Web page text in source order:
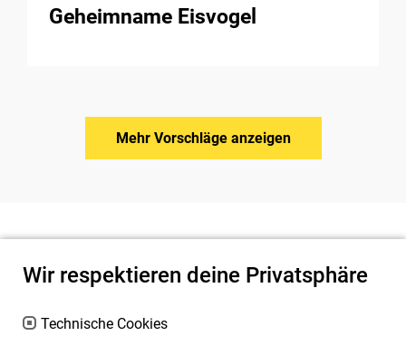
Geheimname Eisvogel
Mehr Vorschläge anzeigen
Wir respektieren deine Privatsphäre
Technische Cookies